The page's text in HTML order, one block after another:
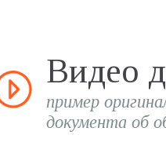
Видео
пример
документа об